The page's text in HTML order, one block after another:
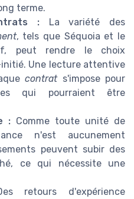
terme.
: La variété des
, tels que Séquoia et le
peut rendre le choix
Une lecture attentive
contrats'impose pour
qui pourraient être
: Comme toute unité de
n'est aucunement
peuvent subir des
ce qui nécessite une
retours d'expérience